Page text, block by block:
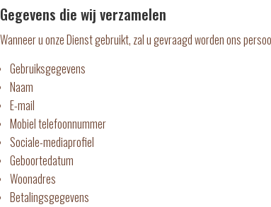
Gegevens die wij verzamelen
Wanneer u onze Dienst gebruikt, zal u gevraagd worden ons
Gebruiksgegevens
Naam
E-mail
Mobiel telefoonnummer
Sociale-mediaprofiel
Geboortedatum
Woonadres
Betalingsgegevens